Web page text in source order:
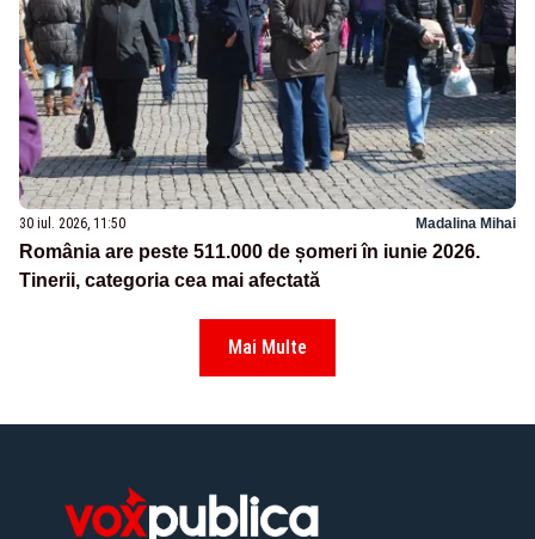
30 iul. 2026, 11:50 Madalina Mihai
România are peste 511.000 de șomeri în iunie 2026.
Tinerii, categoria cea mai afectată
Mai Multe